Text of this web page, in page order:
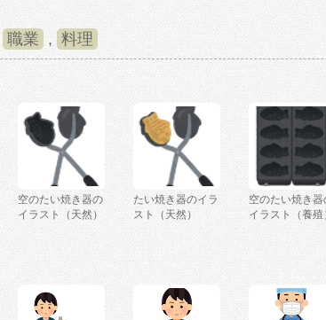
職業 , 料理
空のたい焼き器の
イラスト（天然）
たい焼き器のイラ
スト（天然）
空のたい焼き器
イラスト（養殖